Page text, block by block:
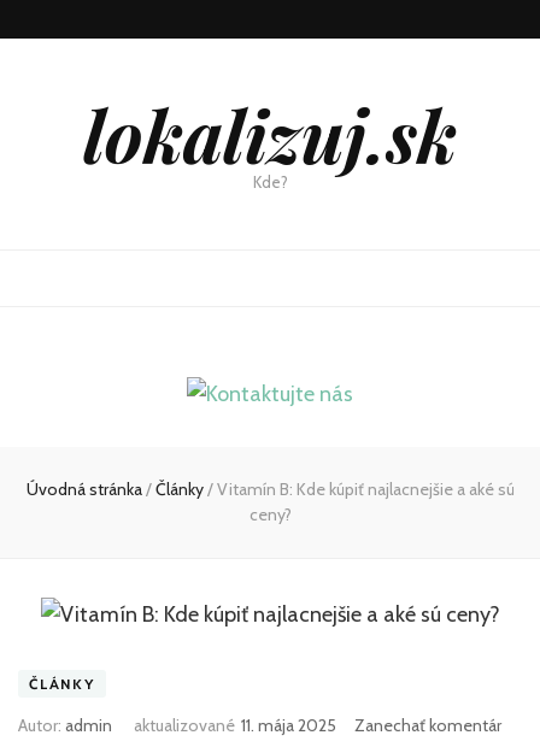
lokalizuj.sk
Kde?
Úvodná stránka/Články/Vitamín B: Kde kúpiť najlacnejšie a aké sú
ceny?
ČLÁNKY
Autor: admin aktualizované 11. mája 2025 Zanechať komentárk